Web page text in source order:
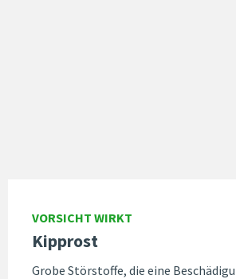
VORSICHT WIRKT
Kipprost
Grobe Störstoffe, die eine